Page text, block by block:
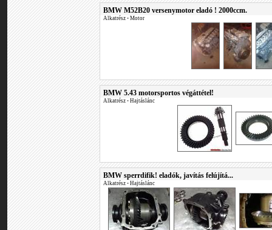
BMW M52B20 versenymotor eladó ! 2000ccm.
Alkatrész • Motor
BMW 5.43 motorsportos végáttétel!
Alkatrész • Hajtáslánc
BMW sperrdifik! eladók, javítás felújítá...
Alkatrész • Hajtáslánc